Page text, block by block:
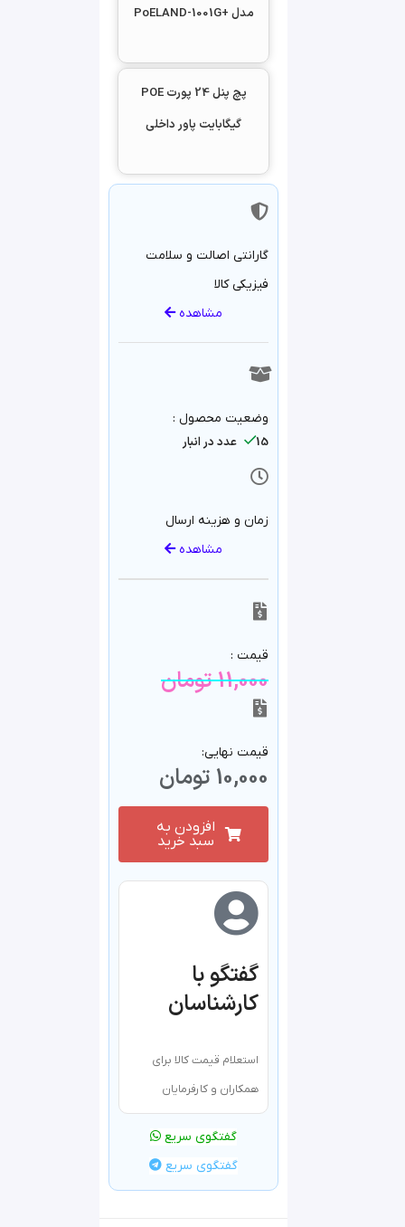
پورت POE گیگابیت 800 وات
فیوز ریست شونده
پشتیبانی از استاندارهای
مدل +PoELAND-1001G
پچ پنل 24 پورت POE
گیگابایت پاور داخلی
گارانتی اصالت و سلامت
فیزیکی کالا
مشاهده
وضعیت محصول :
15 عدد در انبار
زمان و هزینه ارسال
مشاهده
قیمت :
11,000تومان
قیمت نهایی:
10,000 تومان
افزودن به
سبد خرید
گفتگو با
کارشناسان
استعلام قیمت کالا برای
همکاران و کارفرمایان
گفتگوی سریع
گفتگوی سریع